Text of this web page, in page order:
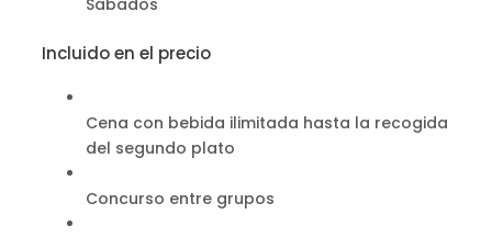
Sábados
Incluido en el precio
Cena con bebida ilimitada hasta la recogida
del segundo plato
Concurso entre grupos